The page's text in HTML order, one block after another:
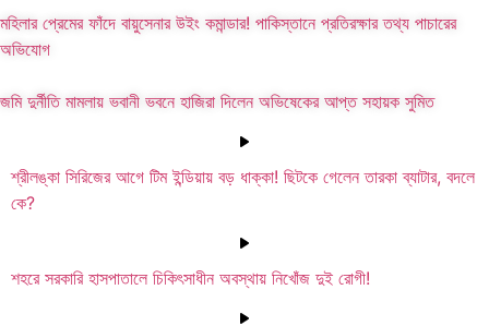
মহিলার প্রেমের ফাঁদে বায়ুসেনার উইং কমান্ডার! পাকিস্তানে প্রতিরক্ষার তথ্য পাচারের
অভিযোগ
জমি দুর্নীতি মামলায় ভবানী ভবনে হাজিরা দিলেন অভিষেকের আপ্ত সহায়ক সুমিত
শ্রীলঙ্কা সিরিজের আগে টিম ইন্ডিয়ায় বড় ধাক্কা! ছিটকে গেলেন তারকা ব্যাটার, বদলে
কে?
শহরে সরকারি হাসপাতালে চিকিৎসাধীন অবস্থায় নিখোঁজ দুই রোগী!